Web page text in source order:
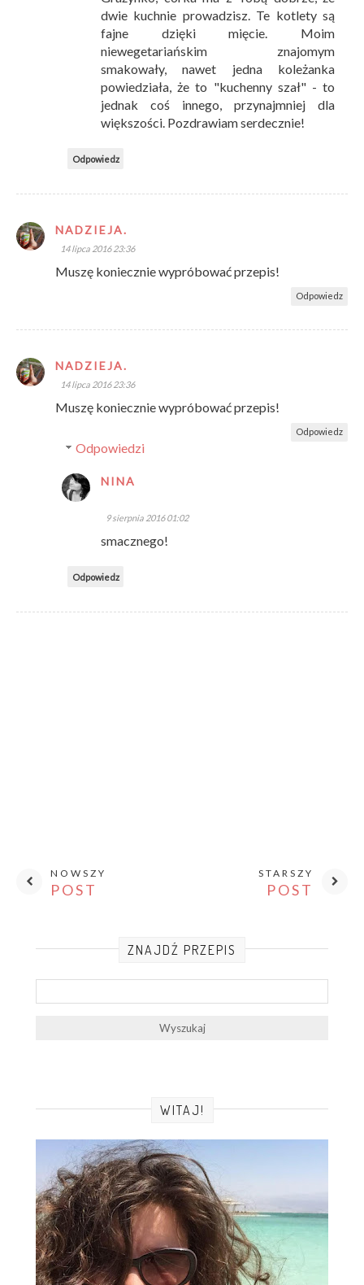
dwie kuchnie prowadzisz. Te kotlety są
fajne dzięki mięcie. Moim
niewegetariańskim znajomym
smakowały, nawet jedna koleżanka
powiedziała, że to "kuchenny szał" - to
jednak coś innego, przynajmniej dla
większości. Pozdrawiam serdecznie!
Odpowiedz
NADZIEJA.
14 lipca 2016 23:36
Muszę koniecznie wypróbować przepis!
Odpowiedz
NADZIEJA.
14 lipca 2016 23:36
Muszę koniecznie wypróbować przepis!
Odpowiedz
Odpowiedzi
NINA
9 sierpnia 2016 01:02
smacznego!
Odpowiedz
NOWSZY
POST
STARSZY
POST
ZNAJDŹ PRZEPIS
WITAJ!